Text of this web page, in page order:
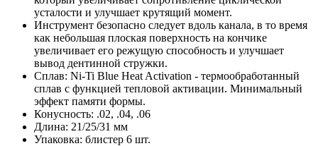
усталости и улучшает крутящий момент.
Инструмент безопасно следует вдоль канала, в то время
как небольшая плоская поверхность на кончике
увеличивает его режущую способность и улучшает
вывод дентинной стружки.
Сплав: Ni-Ti Blue Heat Activation - термообработанный
сплав с функцией тепловой активации. Минимальный
эффект памяти формы.
Конусность: .02, .04, .06
Длина: 21/25/31 мм
Упаковка: блистер 6 шт.